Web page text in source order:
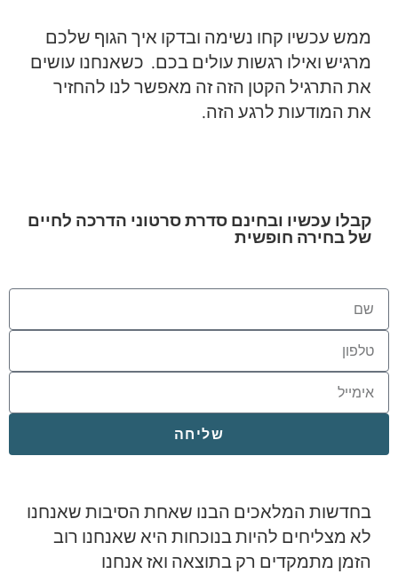
ממש עכשיו קחו נשימה ובדקו איך הגוף שלכם
מרגיש ואילו רגשות עולים בכם. כשאנחנו עושים
את התרגיל הקטן הזה זה מאפשר לנו להחזיר
את המודעות לרגע הזה.
קבלו עכשיו ובחינם סדרת סרטוני הדרכה לחיים
של בחירה חופשית
שליחה
בחדשות המלאכים הבנו שאחת הסיבות שאנחנו
לא מצליחים להיות בנוכחות היא שאנחנו רוב
הזמן מתמקדים רק בתוצאה ואז אנחנו